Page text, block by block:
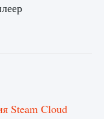
Steam Cloud